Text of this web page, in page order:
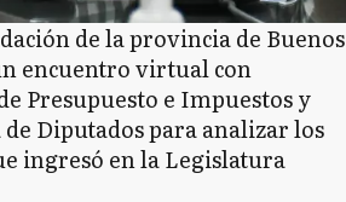
de la provincia de Buenos
encuentro virtual con
Presupuesto e Impuestos y
Diputados para analizar los
ingresó en la Legislatura